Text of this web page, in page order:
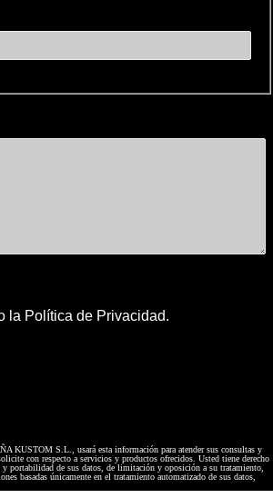
la Política de Privacidad.
KUSTOM S.L., usará esta información para atender sus consultas y
con respecto a servicios y productos ofrecidos. Usted tiene derecho
y portabilidad de sus datos, de limitación y oposición a su tratamiento,
basadas únicamente en el tratamiento automatizado de sus datos,